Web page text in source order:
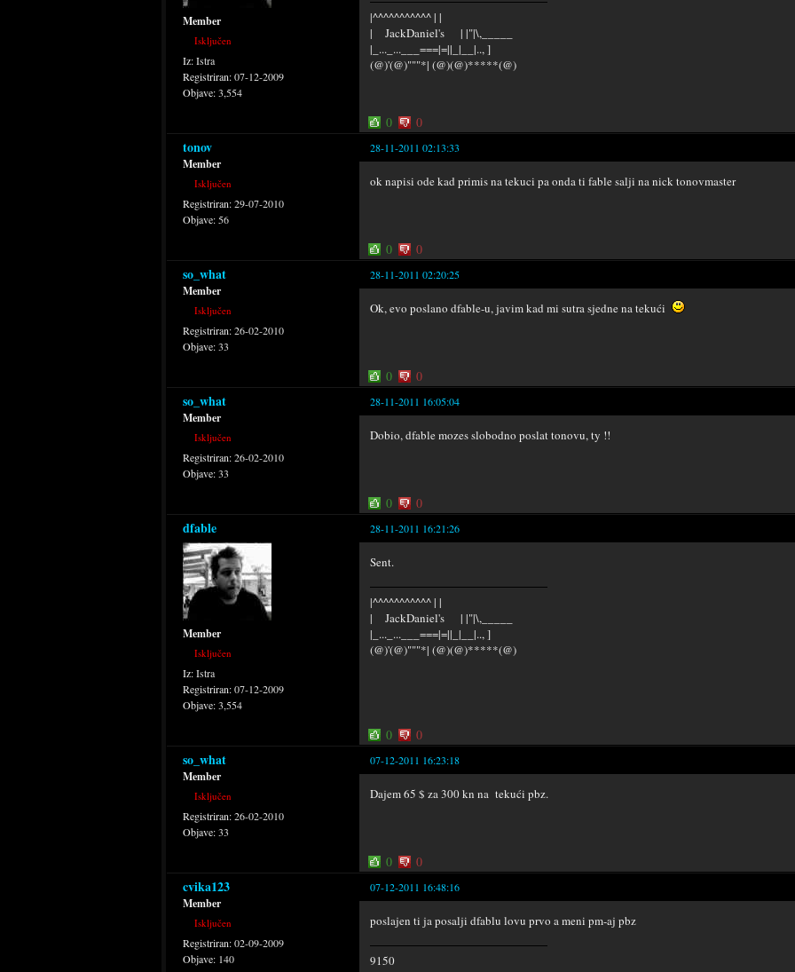
Member
Isključen
Iz:Istra
Registriran:07-12-2009
Objave:3,554
|^^^^^^^^^^^ | |
| JackDaniel's | |"|\,_____
|_..._...___===|=||_|__|.., ]
(@)'(@)"""*| (@)(@)*****(@)
0 0
tonov 28-11-2011 02:13:33
Member
Isključen
Registriran:29-07-2010
Objave: 56
ok napisi ode kad primis na tekuci pa onda ti fable salji na nick tonovmaster
0 0
so_what 28-11-2011 02:20:25
Member
Isključen
Registriran:26-02-2010
Objave:33
Ok, evo poslano dfable-u, javim kad mi sutra sjedne na tekući
0 0
so_what 28-11-2011 16:05:04
Member
Isključen
Registriran:26-02-2010
Objave:33
Dobio, dfable mozes slobodno poslat tonovu, ty !!
0 0
dfable 28-11-2011 16:21:26
Member
Isključen
Iz:Istra
Registriran:07-12-2009
Objave:3,554
Sent.
|^^^^^^^^^^^ | |
| JackDaniel's | |"|\,_____
|_..._...___===|=||_|__|.., ]
(@)'(@)"""*| (@)(@)*****(@)
0 0
so_what 07-12-2011 16:23:18
Member
Isključen
Registriran:26-02-2010
Objave:33
Dajem 65 $ za 300 kn na tekući pbz.
0 0
cvika123 07-12-2011 16:48:16
Member
Isključen
Registriran:02-09-2009
Objave: 140
poslajen ti ja posalji dfablu lovu prvo a meni pm-aj pbz
9150